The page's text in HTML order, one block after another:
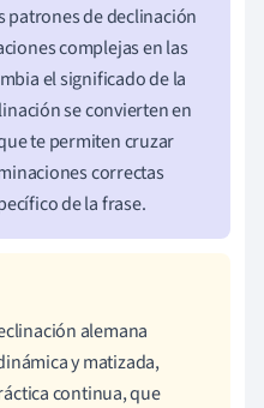
patrones de declinación
complejas en las
el significado de la
se convierten en
te permiten cruzar
correctas
de la frase.
alemana
y matizada,
continua, que